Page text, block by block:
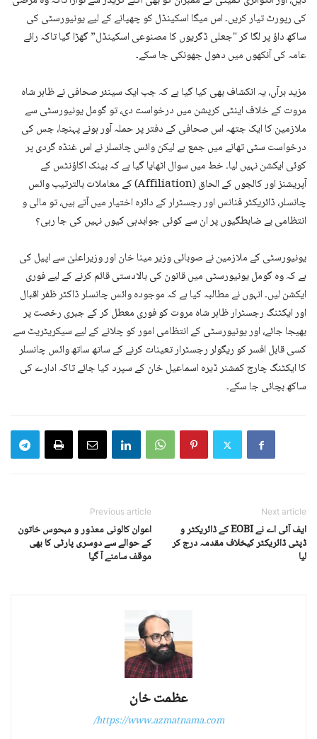
کی رپورٹ تیار کریں۔ اس میگا اسکینڈل کو چھپانے کے لیے یونیورسٹی کی
ساکھ داؤ پر لگا کر "جعلی ڈگریوں کا مصنوعی اسکینڈل” گھڑا گیا تاکہ رائے
عامہ کی آنکھوں میں دھول جھونکی جا سکے۔
مزید برآں، یہ انکشاف بھی کیا گیا ہے کہ جب ایک سینئر صحافی نے ظاہر شاہ
مروت کے خلاف اینٹی کرپشن میں درخواست دی، تو گومل یونیورسٹی سے
ملازمین کا ایک جتھہ اس صحافی کے دفتر پر حملہ آور ہونے پہنچا، جس کی
درخواست سٹی تھانے میں جمع ہے لیکن وائس چانسلر نے اس غنڈہ گردی پر
کوئی ایکشن نہیں لیا۔ خط میں سوال اٹھایا گیا ہے کہ بینک اکاؤنٹس کے
آپریشنز اور کالجوں کے الحاق (Affiliation) کے معاملات بالترتیب وائس
چانسلر، ڈائریکٹر فنانس اور رجسٹرار کے دائرہ اختیار میں آتے ہیں، تو مالی و
انتظامی بے ضابطگیوں پر ان سے کوئی جوابدہی کیوں نہیں کی جا رہی؟
یونیورسٹی کے ملازمین نے صوبائی وزیر مینا خان اور وزیراعلیٰ سے اپیل کی
ہے کہ وہ گومل یونیورسٹی میں قانون کی بالادستی قائم کرنے کے لیے فوری
ایکشن لیں۔ انہوں نے مطالبہ کیا ہے کہ موجودہ وائس چانسلر ڈاکٹر ظفر اقبال
اور ایکٹنگ رجسٹرار ظاہر شاہ مروت کو فوری معطل کر کے جبری رخصت پر
بھیجا جائے، اور یونیورسٹی کے انتظامی امور کو چلانے کے لیے سیکریٹریٹ سے
کسی قابل افسر کو ریگولر رجسٹرار تعینات کرنے کے ساتھ ساتھ وائس چانسلر
کا ایکٹنگ چارج کمشنر ڈیرہ اسماعیل خان کے سپرد کیا جائے تاکہ ادارے کی
ساکھ بچائی جا سکے۔
Previous article
اعوان کالونی معذور و مبحوس خاتون
کے حوالے سے دوسری پارٹی کا بھی
موقف سامنے آ گیا
Next article
ایف آئی اے نے EOBI کے ڈائریکٹر و
ڈپٹی ڈائریکٹر کیخلاف مقدمہ درج کر
لیا
عظمت خان
https://www.azmatnama.com/